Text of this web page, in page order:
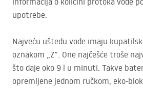
upotrebe.
Najveću uštedu vode imaju
oznakom „Z”. One najčešće troše
što daje oko 9 l u minuti. Takve
opremljene jednom ručkom, eko-